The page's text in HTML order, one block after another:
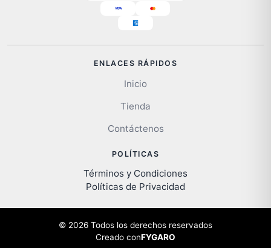
ENLACES RÁPIDOS
Inicio
Tienda
Contáctenos
POLÍTICAS
Términos y Condiciones
Políticas de Privacidad
© 2026 Todos los derechos reservados
Creado conFYGARO